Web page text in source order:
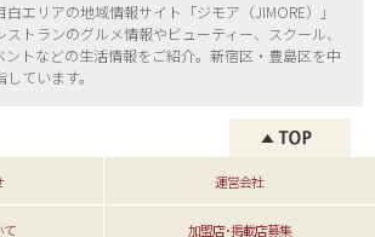
白エリアの地域情報サイト「ジモア（JIMORE）」
トランのグルメ情報やビューティー、
スクール、
トなどの生活情報をご紹介。新宿区・ 豊島区を中
ています。
運営会社
て 加盟店･掲載店募集